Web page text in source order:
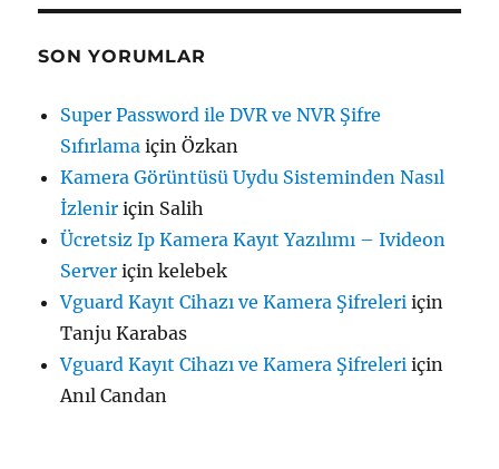
SON YORUMLAR
Super Password ile DVR ve NVR Şifre
Sıfırlama içinÖzkan
Kamera Görüntüsü Uydu Sisteminden Nasıl
İzlenir için Salih
Ücretsiz Ip Kamera Kayıt Yazılımı – Ivideon
Server içinkelebek
Vguard Kayıt Cihazı ve Kamera Şifreleri için
Tanju Karabas
Vguard Kayıt Cihazı ve Kamera Şifreleri için
Anıl Candan